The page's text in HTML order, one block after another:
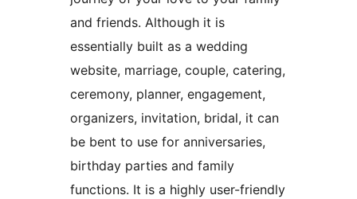
and friends. Although it is
essentially built as a wedding
website, marriage, couple, catering,
ceremony, planner, engagement,
organizers, invitation, bridal, it can
be bent to use for anniversaries,
birthday parties and family
functions. It is a highly user-friendly